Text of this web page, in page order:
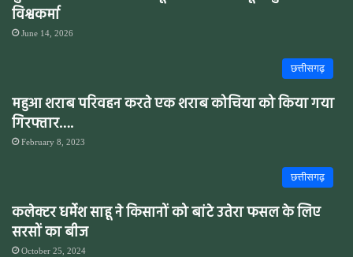
विश्वकर्मा
June 14, 2026
छत्तीसगढ़
महुआ शराब परिवहन करते एक शराब कोचिया को किया गया
गिरफ्तार….
February 8, 2023
छत्तीसगढ़
कलेक्टर धर्मेश साहू ने किसानों को बांटे उतेरा फसल के लिए
सरसों का बीज
October 25, 2024